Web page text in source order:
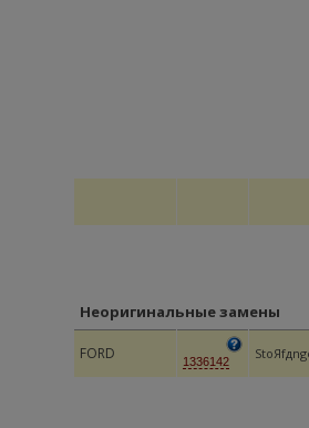
Неоригинальные замены
FORD 1336142